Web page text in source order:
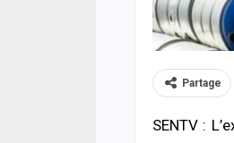
Partage
SENTV :